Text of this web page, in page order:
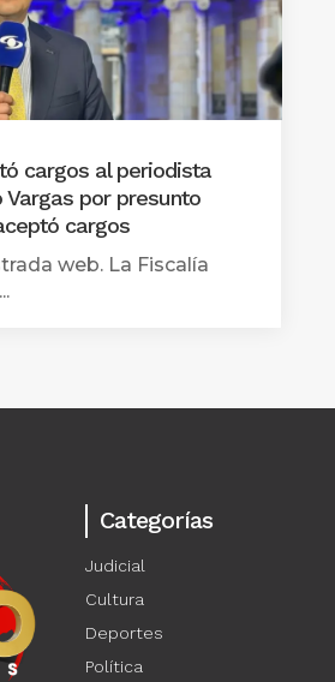
cargos al periodista
por presunto
cargos
web. La Fiscalía
Categorías
Judicial
Cultura
Deportes
Política